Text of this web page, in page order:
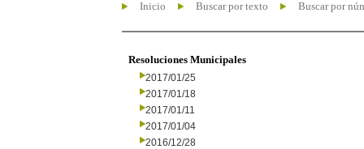
Inicio Buscar por texto Buscar por
Resoluciones Municipales
2017/01/25
2017/01/18
2017/01/11
2017/01/04
2016/12/28